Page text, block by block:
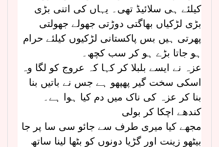
کیلئے ہی سلائیڈ تھی۔ یہاں کی اتنی بڑی
بڑی لڑکیاں بھاگتی دوڑتی جھولے جھولتی
پھرتی ہیں بس پاکستانی لڑکیوں کیلئے حرام
ہو جاتا بڑے ہو کر سب کچھ۔
عزہ نے ایسے بلبلا کر کہا کہ عروج کو لگا وہ
اسکی سخت گیر پھپھو ہے جس نے باتیں بنا
بنا کر عزہ کی ناک میں دم کیا ہوا ہے۔
کندھے اچکا کر بولی
مجھے کیا میری طرف سے جائو سی سا پر جا
بیٹھو زینت اور گڑیا دونوں کو بٹھا لینا ساتھ